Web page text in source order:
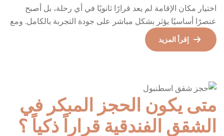
اختيار مكان الإقامة لم يعد قرارًا ثانويًا في أي رحلة، بل أصبح
عنصرًا أساسيًا يؤثر بشكل مباشر على جودة التجربة بالكامل. ومع
تنوع الخيارات في المدن السياحية الكبرى، يبرز خيار شقق فندقيه
كحل عملي يجمع بين راحة الفنادق وخصوصية الشقق. لكن
إقرأ المزيد
متى يكون الحجز المبكر في
الشقق الفندقية قراراً ذكياً ؟